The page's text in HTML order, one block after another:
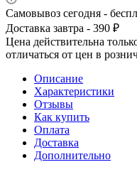
Самовывоз сегодня -
Доставка завтра - 390 ₽
Цена действительна
отличаться от цен в
Описание
Характеристики
Отзывы
Как купить
Оплата
Доставка
Дополнительно